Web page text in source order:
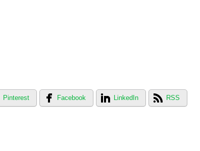
Pinterest Facebook LinkedIn RSS